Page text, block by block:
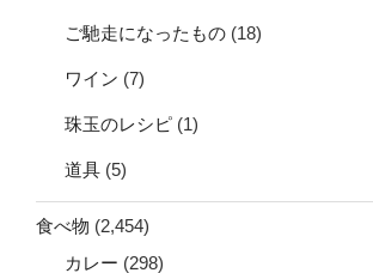
ご馳走になったもの (18)
ワイン (7)
珠玉のレシピ (1)
道具 (5)
食べ物 (2,454)
カレー (298)